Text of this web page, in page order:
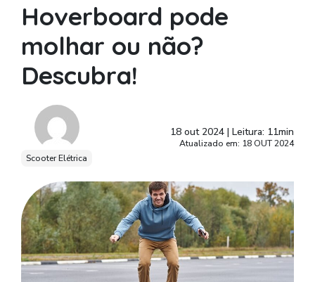
Hoverboard pode
molhar ou não?
Descubra!
Scooter Elétrica
18 out 2024 | Leitura: 11min
Atualizado em: 18 OUT 2024